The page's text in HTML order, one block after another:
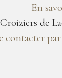
En
de
contacter